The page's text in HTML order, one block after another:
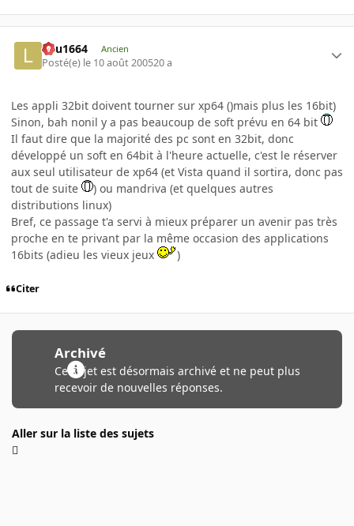
lulu1664 Ancien
Posté(e) le 10 août 200520 a
Les appli 32bit doivent tourner sur xp64 ()mais plus les 16bit)
Sinon, bah nonil y a pas beaucoup de soft prévu en 64 bit
Il faut dire que la majorité des pc sont en 32bit, donc
développé un soft en 64bit à l'heure actuelle, c'est le réserver
aux seul utilisateur de xp64 (et Vista quand il sortira, donc pas
tout de suite
) ou mandriva (et quelques autres
distributions linux)
Bref, ce passage t'a servi à mieux préparer un avenir pas très
proche en te privant par la même occasion des applications
16bits (adieu les vieux jeux
)
Citer
Archivé
Ce sujet est désormais archivé et ne peut plus
recevoir de nouvelles réponses.
Aller sur la liste des sujets